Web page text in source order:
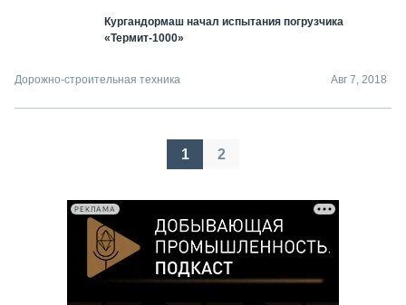
Кургандормаш начал испытания погрузчика
«Термит-1000»
Дорожно-строительная техника Авг 7, 2018
Пагинация
1 2
РЕКЛАМА